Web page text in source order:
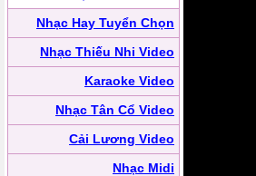
Nhạc Hay Tuyển Chọn
Nhạc Thiếu Nhi Video
Karaoke Video
Nhạc Tân Cổ Video
Cải Lương Video
Nhạc Midi